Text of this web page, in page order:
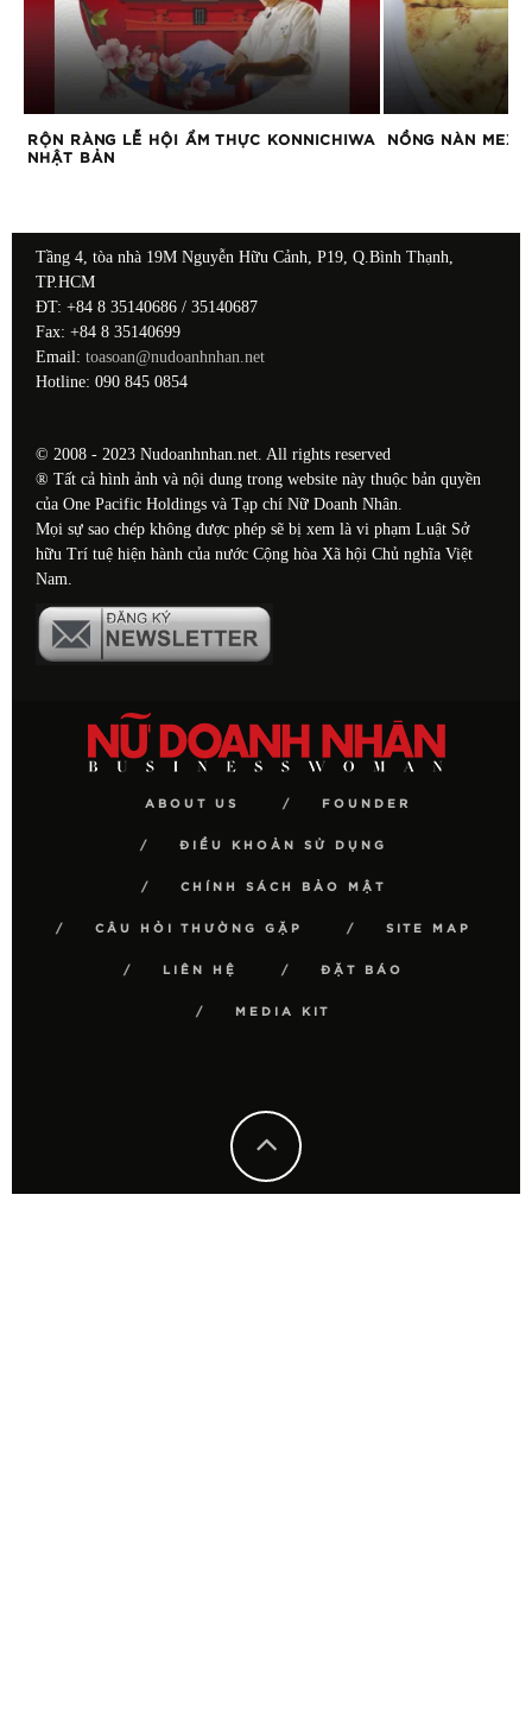
RỘN RÀNG LỄ HỘI ẨM THỰC KONNICHIWA
NHẬT BẢN
NỒNG NÀN
Tầng 4, tòa nhà 19M Nguyễn Hữu Cảnh, P19, Q.Bình Thạnh,
TP.HCM
ĐT: +84 8 35140686 / 35140687
Fax: +84 8 35140699
Email: toasoan@nudoanhnhan.net
Hotline: 090 845 0854
© 2008 - 2023 Nudoanhnhan.net. All rights reserved
® Tất cả hình ảnh và nội dung trong website này thuộc bản quyền
của One Pacific Holdings và Tạp chí Nữ Doanh Nhân.
Mọi sự sao chép không được phép sẽ bị xem là vi phạm Luật Sở
hữu Trí tuệ hiện hành của nước Cộng hòa Xã hội Chủ nghĩa Việt
Nam.
ABOUT US FOUNDER
ĐIỀU KHOẢN SỬ DỤNG
CHÍNH SÁCH BẢO MẬT
CÂU HỎI THƯỜNG GẶP SITE MAP
LIÊN HỆ ĐẶT BÁO
MEDIA KIT